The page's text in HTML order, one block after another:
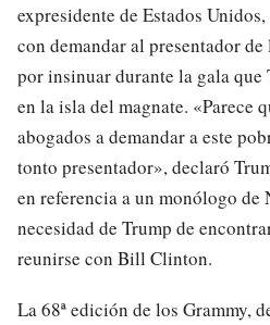
expresidente de Estados
con demandar al presentador
por insinuar durante la gala que
en la isla del magnate. «Parece
abogados a demandar a este
tonto presentador», declaró
en referencia a un monólogo de
necesidad de Trump de
reunirse con Bill Clinton.
La 68ª edición de los Grammy,